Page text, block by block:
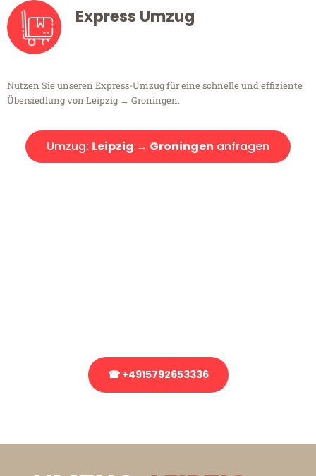
Express Umzug
Nutzen Sie unseren Express-Umzug für eine schnelle und effiziente
Übersiedlung von Leipzig → Groningen.
Umzug: Leipzig → Groningen anfragen
☎ +4915792653336